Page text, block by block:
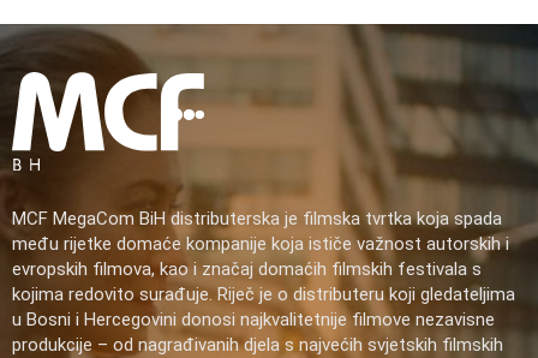
MCF MegaCom BiH distributerska je filmska tvrtka koja spada
među rijetke domaće kompanije koja ističe važnost autorskih i
evropskih filmova, kao i značaj domaćih filmskih festivala s
kojima redovito surađuje. Riječ je o distributeru koji gledateljima
u Bosni i Hercegovini donosi najkvalitetnije filmove nezavisne
produkcije – od nagrađivanih djela s najvećih svjetskih filmskih